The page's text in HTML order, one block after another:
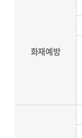
화재예방